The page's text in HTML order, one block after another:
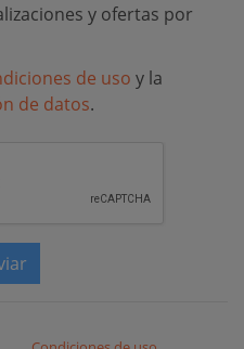
y ofertas por
de uso y la
de datos.